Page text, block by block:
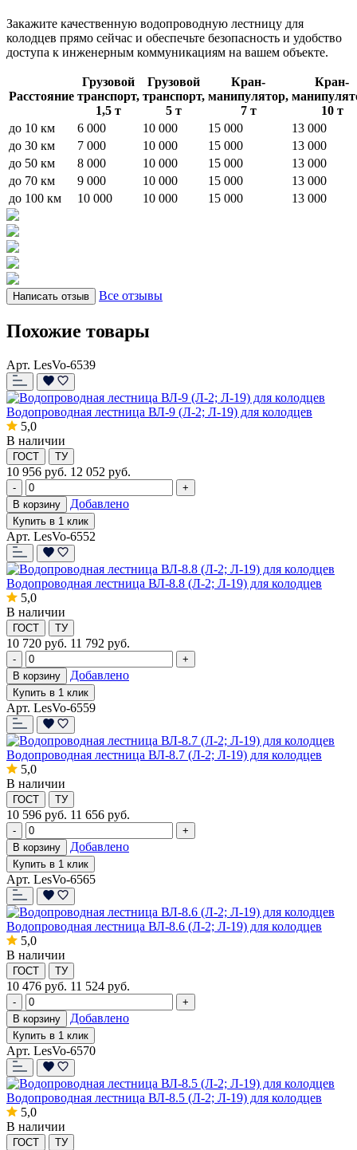
Закажите качественную водопроводную лестницу для
колодцев прямо сейчас и обеспечьте безопасность и удобство
доступа к инженерным коммуникациям на вашем объекте.
Расстояние
Грузовой
транспорт,
1,5 т
Грузовой
транспорт,
5 т
Кран-
манипулятор,
7 т
Кран-
10 т
до 10 км
6 000 10 000 15 000
13 000
до 30 км
7 000 10 000 15 000
13 000
до 50 км
8 000 10 000 15 000
13 000
до 70 км
9 000 10 000 15 000
13 000
до 100 км
10 000 10 000 15 000 13 000
Написать отзыв Все отзывы
Похожие товары
Арт. LesVo-6539
Водопроводная лестница ВЛ-9 (Л-2; Л-19) для колодцев
5,0
В наличии
ГОСТ ТУ
10 956 руб. 12 052 руб.
-
+
В корзину
Добавлено
Купить в 1 клик
Арт. LesVo-6552
Водопроводная лестница ВЛ-8.8 (Л-2; Л-19) для колодцев
5,0
В наличии
ГОСТ ТУ
10 720 руб. 11 792 руб.
-
+
В корзину
Добавлено
Купить в 1 клик
Арт. LesVo-6559
Водопроводная лестница ВЛ-8.7 (Л-2; Л-19) для колодцев
5,0
В наличии
ГОСТ ТУ
10 596 руб. 11 656 руб.
-
+
В корзину
Добавлено
Купить в 1 клик
Арт. LesVo-6565
Водопроводная лестница ВЛ-8.6 (Л-2; Л-19) для колодцев
5,0
В наличии
ГОСТ ТУ
10 476 руб. 11 524 руб.
-
+
В корзину
Добавлено
Купить в 1 клик
Арт. LesVo-6570
Водопроводная лестница ВЛ-8.5 (Л-2; Л-19) для колодцев
5,0
В наличии
ГОСТ ТУ